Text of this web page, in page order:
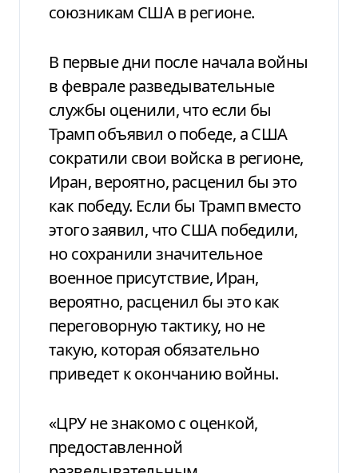
союзникам США в регионе.
В первые дни после начала войны
в феврале разведывательные
службы оценили, что если бы
Трамп объявил о победе, а США
сократили свои войска в регионе,
Иран, вероятно, расценил бы это
как победу. Если бы Трамп вместо
этого заявил, что США победили,
но сохранили значительное
военное присутствие, Иран,
вероятно, расценил бы это как
переговорную тактику, но не
такую, которая обязательно
приведет к окончанию войны.
«ЦРУ не знакомо с оценкой,
предоставленной